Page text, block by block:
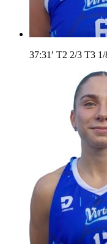
37:31′ T2 2/3 T3 1/